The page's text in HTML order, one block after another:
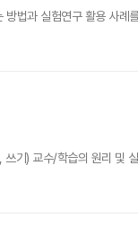
법과 실험연구 활용 사
기) 교수/학습의 원리 및